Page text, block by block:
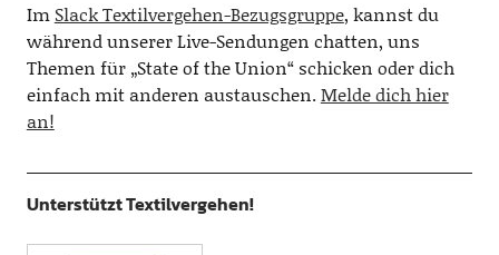
Im Slack Textilvergehen-Bezugsgruppe, kannst du
während unserer Live-Sendungen chatten, uns
Themen für „State of the Union“ schicken oder dich
einfach mit anderen austauschen.Melde dich hier
an!
Unterstützt Textilvergehen!